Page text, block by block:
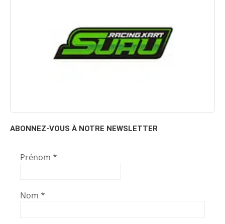
ABONNEZ-VOUS À NOTRE NEWSLETTER
Prénom *
Nom *